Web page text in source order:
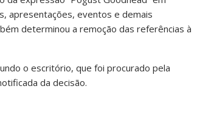
apresentações, eventos e demais
determinou a remoção das referências à
o escritório, que foi procurado pela
da decisão.